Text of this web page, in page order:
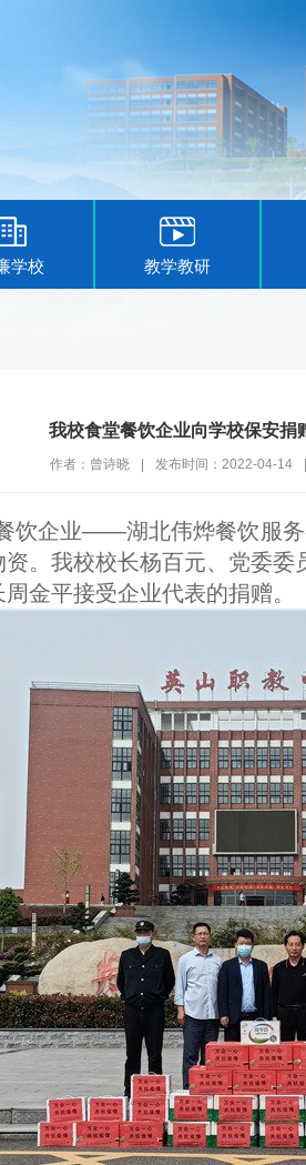
学校 教学教研
我校食堂餐饮企业向学校保安捐
作者：曾诗晓 发布时间：2022-04-14
饮企业——湖北伟烨餐饮服务
。我校校长杨百元、党委
金平接受企业代表的捐赠。